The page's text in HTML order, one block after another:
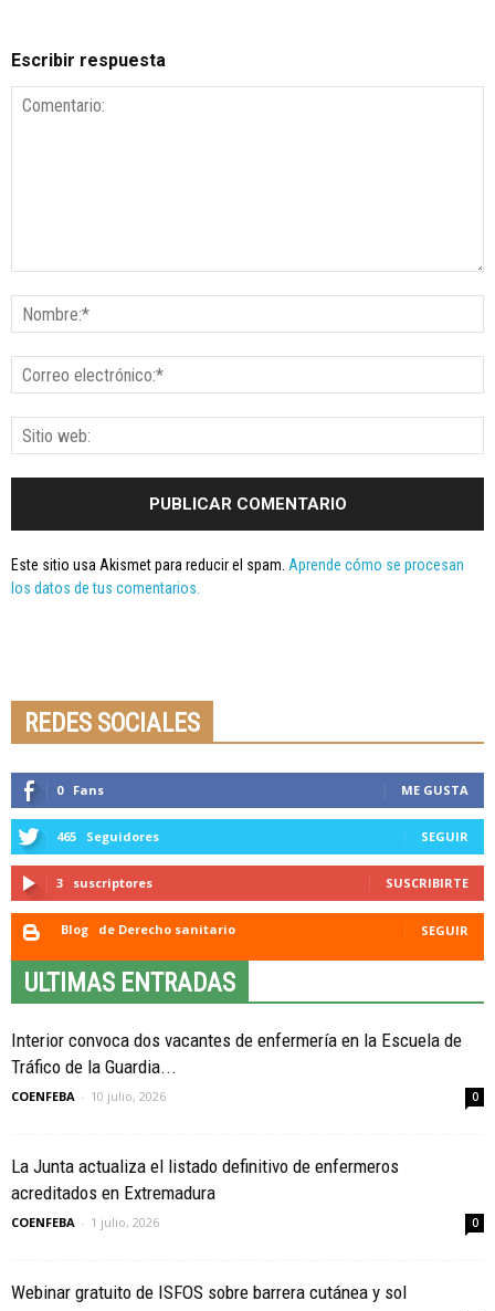
Escribir respuesta
Este sitio usa Akismet para reducir el spam. Aprende cómo se procesan
los datos de tus comentarios.
REDES SOCIALES
0 Fans ME GUSTA
465 Seguidores SEGUIR
3 suscriptores SUSCRIBIRTE
Blog de Derecho sanitario SEGUIR
ULTIMAS ENTRADAS
Interior convoca dos vacantes de enfermería en la Escuela de
Tráfico de la Guardia...
COENFEBA - 10 julio, 2026 0
La Junta actualiza el listado definitivo de enfermeros
acreditados en Extremadura
COENFEBA - 1 julio, 2026 0
Webinar gratuito de ISFOS sobre barrera cutánea y sol